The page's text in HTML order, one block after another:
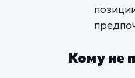
Кому не